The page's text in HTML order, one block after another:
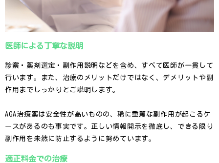
医師による丁寧な説明
診察・薬剤選定・副作用説明などを含め、すべて医師が一貫して
行います。また、治療のメリットだけではなく、デメリットや副
作用までしっかりとご説明します。
AGA治療薬は安全性が高いものの、稀に重篤な副作用が起こるケ
ースがあるのも事実です。正しい情報開示を徹底し、できる限り
副作用を未然に防止するように努めています。
適正料金での治療